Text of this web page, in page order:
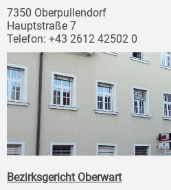
7350 Oberpullendorf
Hauptstraße 7
Telefon: +43 2612 42502 0
Bezirksgericht Oberwart